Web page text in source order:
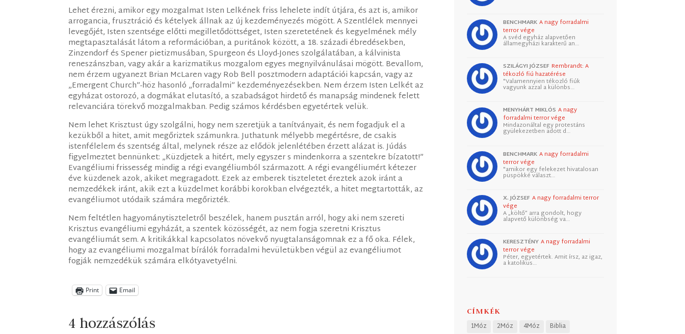
Lehet érezni, amikor egy mozgalmat Isten Lelkének friss lehelete indít útjára, és azt is, amikor
arrogancia, frusztráció és kételyek állnak az új kezdeményezés mögött. A Szentlélek mennyei
levegőjét, Isten szentsége előtti megilletődöttséget, Isten szeretetének és kegyelmének mély
megtapasztalását látom a reformációban, a puritánok között, a 18. századi ébredésekben,
Zinzendorf és Spener pietizmusában, Spurgeon és Lloyd-Jones szolgálatában, a kálvinista
reneszánszban, vagy akár a karizmatikus mozgalom egyes megnyilvánulásai mögött. Bevallom,
nem érzem ugyanezt Brian McLaren vagy Rob Bell posztmodern adaptációi kapcsán, vagy az
„Emergent Church”-höz hasonló „forradalmi” kezdeményezésekben. Nem érzem Isten Lelkét az
egyházat ostorozó, a dogmákat elutasító, a szabadságot hirdető és manapság mindenek felett
relevanciára törekvő mozgalmakban. Pedig számos kérdésben egyetértek velük.
Nem lehet Krisztust úgy szolgálni, hogy nem szeretjük a tanítványait, és nem fogadjuk el a
kezükből a hitet, amit megőriztek számunkra. Juthatunk mélyebb megértésre, de csakis
istenfélelem és szentség által, melynek része az elődök jelenlétében érzett alázat is. Júdás
figyelmeztet bennünket: „Küzdjetek a hitért, mely egyszer s mindenkorra a szentekre bízatott!”
Evangéliumi frissesség mindig a régi evangéliumból származott. A régi evangéliumért kétezer
éve küzdenek azok, akiket megragadott. Ezek az emberek tiszteletet éreztek azok iránt a
nemzedékek iránt, akik ezt a küzdelmet korábbi korokban elvégezték, a hitet megtartották, az
evangéliumot utódaik számára megőrizték.
Nem feltétlen hagyománytiszteletről beszélek, hanem pusztán arról, hogy aki nem szereti
Krisztus evangéliumi egyházát, a szentek közösségét, az nem fogja szeretni Krisztus
evangéliumát sem. A kritikákkal kapcsolatos növekvő nyugtalanságomnak ez a fő oka. Félek,
hogy az evangéliumi mozgalmat bírálók forradalmi hevületükben végül az evangéliumot
fogják nemzedékük számára elkótyavetyélni.
Print Email
4 hozzászólás
BENCHMARK A nagy forradalmi
terror vége
A svéd egyház alapvetően
államegyházi karakterű an…
SZILÁGYI JÓZSEF Rembrandt: A
tékozló fiú hazatérése
"Valamennyien tékozló fiúk
vagyunk azzal a különbs…
MENYHÁRT MIKLÓS A nagy
forradalmi terror vége
Mindazonáltal egy protestáns
gyülekezetben adott d…
BENCHMARK A nagy forradalmi
terror vége
"amikor egy felekezet hivatalosan
püspökké választ…
X. JÓZSEF A nagy forradalmi terror
vége
A „költő” arra gondolt, hogy
alapvető különbség va…
KERESZTÉNY A nagy forradalmi
terror vége
Péter, egyetértek. Amit írsz, az igaz,
a katolikus…
CÍMKÉK
1Móz 2Móz 4Móz
Biblia